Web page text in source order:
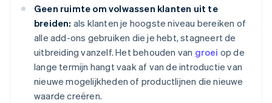
Geen ruimte om volwassen klanten uit te
breiden: als klanten je hoogste niveau bereiken of
alle add-ons gebruiken die je hebt, stagneert de
uitbreiding vanzelf. Het behouden van groei op de
lange termijn hangt vaak af van de introductie van
nieuwe mogelijkheden of productlijnen die nieuwe
waarde creëren.